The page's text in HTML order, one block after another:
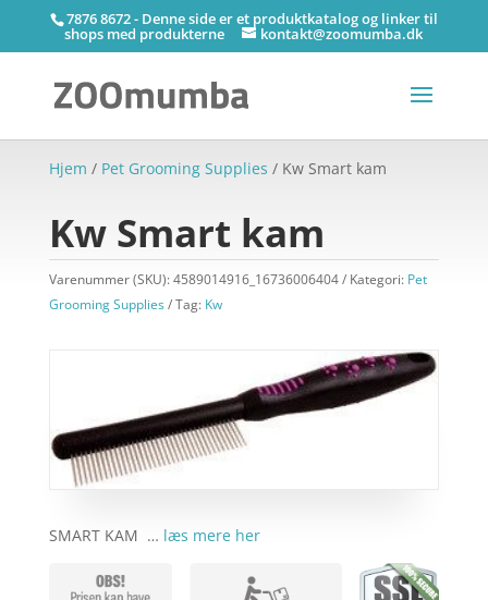
7876 8672 - Denne side er et produktkatalog og linker til
shops med produkterne kontakt@zoomumba.dk
Hjem / Pet Grooming Supplies / Kw Smart kam
Kw Smart kam
Varenummer (SKU):4589014916_16736006404 Kategori: Pet
Grooming Supplies
Tag: Kw
SMART KAM … læs mere her